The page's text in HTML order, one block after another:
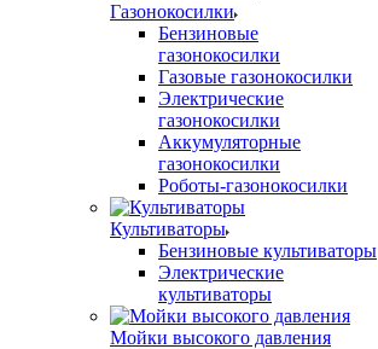
Газонокосилки
Бензиновые
газонокосилки
Газовые газонокосилки
Электрические
газонокосилки
Аккумуляторные
газонокосилки
Роботы-газонокосилки
Культиваторы
Бензиновые культиваторы
Электрические
культиваторы
Мойки высокого давления